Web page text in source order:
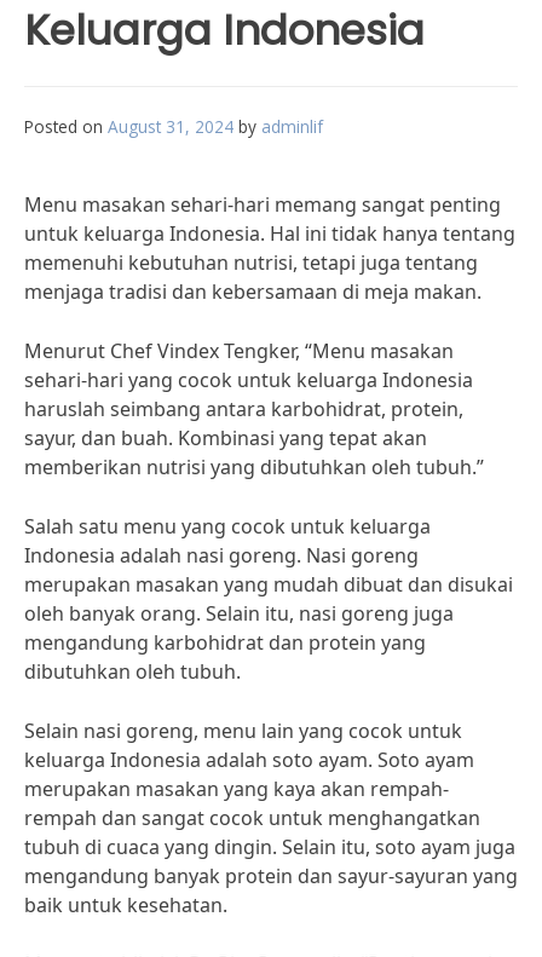
Keluarga Indonesia
Posted on August 31, 2024 by adminlif
Menu masakan sehari-hari memang sangat penting
untuk keluarga Indonesia. Hal ini tidak hanya tentang
memenuhi kebutuhan nutrisi, tetapi juga tentang
menjaga tradisi dan kebersamaan di meja makan.
Menurut Chef Vindex Tengker, “Menu masakan
sehari-hari yang cocok untuk keluarga Indonesia
haruslah seimbang antara karbohidrat, protein,
sayur, dan buah. Kombinasi yang tepat akan
memberikan nutrisi yang dibutuhkan oleh tubuh.”
Salah satu menu yang cocok untuk keluarga
Indonesia adalah nasi goreng. Nasi goreng
merupakan masakan yang mudah dibuat dan disukai
oleh banyak orang. Selain itu, nasi goreng juga
mengandung karbohidrat dan protein yang
dibutuhkan oleh tubuh.
Selain nasi goreng, menu lain yang cocok untuk
keluarga Indonesia adalah soto ayam. Soto ayam
merupakan masakan yang kaya akan rempah-
rempah dan sangat cocok untuk menghangatkan
tubuh di cuaca yang dingin. Selain itu, soto ayam juga
mengandung banyak protein dan sayur-sayuran yang
baik untuk kesehatan.